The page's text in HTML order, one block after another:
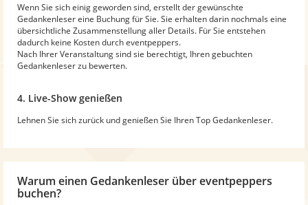
Wenn Sie sich einig geworden sind, erstellt der gewünschte
Gedankenleser eine Buchung für Sie. Sie erhalten darin nochmals eine
übersichtliche Zusammenstellung aller Details. Für Sie entstehen
dadurch keine Kosten durch eventpeppers.
Nach Ihrer Veranstaltung sind sie berechtigt, Ihren gebuchten
Gedankenleser zu bewerten.
4. Live-Show genießen
Lehnen Sie sich zurück und genießen Sie Ihren Top Gedankenleser.
Warum einen Gedankenleser über eventpeppers
buchen?